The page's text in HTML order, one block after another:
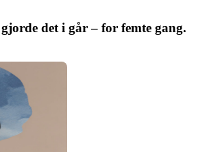
det i går – for femte gang.